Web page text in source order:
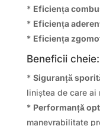
* Eficiența
* Eficiența
* Eficiența
Beneficii cheie:
* Siguranță
liniștea de care ai
* Performanță
manevrabilitate